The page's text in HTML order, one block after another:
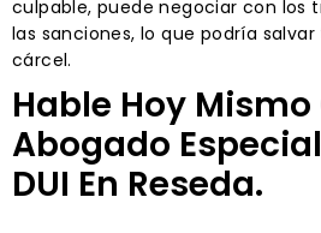
culpable, puede negociar con los
las sanciones, lo que podría
cárcel.
Hable Hoy Mismo
Abogado
DUI En Reseda.